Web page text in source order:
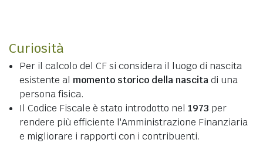
Curiosità
Per il calcolo del CF si considera il luogo di nascita
esistente al momento storico della nascitadi una
persona fisica.
Il Codice Fiscale è stato introdotto nel 1973 per
rendere più efficiente l'Amministrazione Finanziaria
e migliorare i rapporti con i contribuenti.